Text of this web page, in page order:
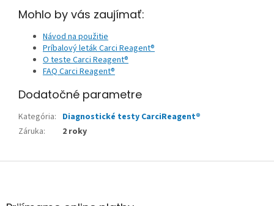
Mohlo by vás zaujímať:
Návod na použitie
Príbalový leták Carci Reagent®
O teste Carci Reagent®
FAQ Carci Reagent®
Dodatočné parametre
Kategória: Diagnostické testy CarciReagent®
Záruka: 2 roky
Z